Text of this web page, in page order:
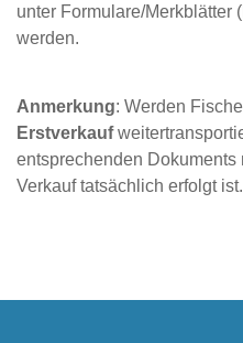
unter Formulare/Merkblätter
werden.
Anmerkung: Werden
Erstverkauf
entsprechenden
Verkauf tatsächlich erfolgt ist.